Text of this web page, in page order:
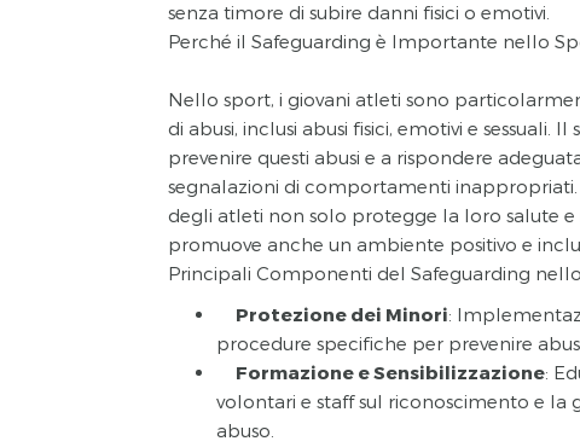
senza timore di subire danni fisici o emotivi.
Perché il Safeguarding è Importante nello
Nello sport, i giovani atleti sono
di abusi, inclusi abusi fisici, emotivi e sessuali.
prevenire questi abusi e a rispondere
segnalazioni di comportamenti inappropriati.
degli atleti non solo protegge la loro salute e
promuove anche un ambiente positivo e
Principali Componenti del Safeguarding
Protezione dei Minori:
procedure specifiche per prevenire
Formazione e Sensibilizzazione:
volontari e staff sul riconoscimento e la
abuso.